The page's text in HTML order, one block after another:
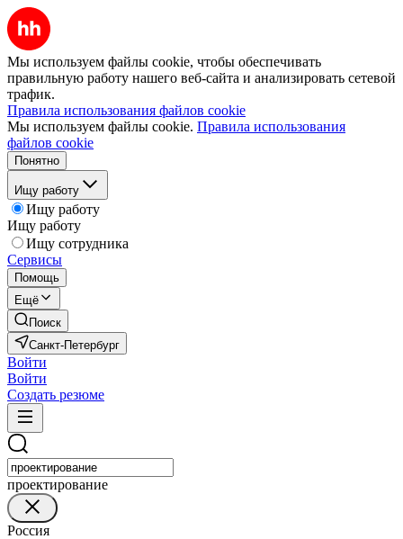
Мы используем файлы cookie, чтобы обеспечивать
правильную работу нашего веб-сайта и анализировать сетевой
трафик.
Правила использования файлов cookie
Мы используем файлы cookie. Правила использования
файлов cookie
Понятно
Ищу работу
Ищу работу
Ищу работу
Ищу сотрудника
Сервисы
Помощь
Ещё
Поиск
Санкт-Петербург
Войти
Войти
Создать резюме
проектирование
Россия